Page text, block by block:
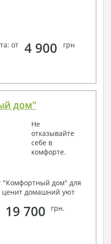
от 4 900 грн
дом"
Не
отказывайте
себе в
комфорте.
"Комфортный дом" для
ценит домашний уют
19 700 грн.